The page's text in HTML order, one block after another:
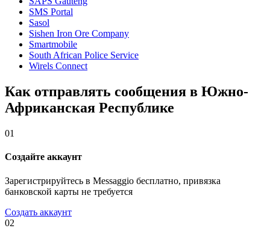
SMS Portal
Sasol
Sishen Iron Ore Company
Smartmobile
South African Police Service
Wirels Connect
Как отправлять сообщения в Южно-
Африканская Республике
01
Создайте аккаунт
Зарегистрируйтесь в Messaggio бесплатно, привязка
банковской карты не требуется
Создать аккаунт
02